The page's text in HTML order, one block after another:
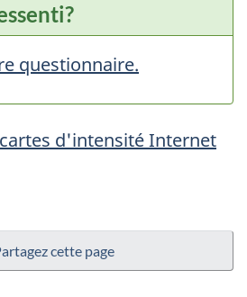
questionnaire.
d'intensité Internet
cette page